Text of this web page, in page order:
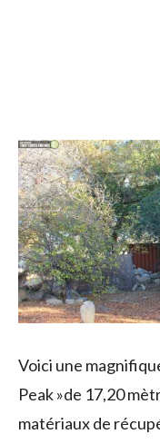
Voici une
Peak »de 17,20
matériaux de